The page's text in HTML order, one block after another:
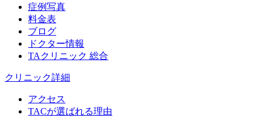
症例写真
料金表
ブログ
ドクター情報
TAクリニック 総合
クリニック詳細
アクセス
TACが選ばれる理由